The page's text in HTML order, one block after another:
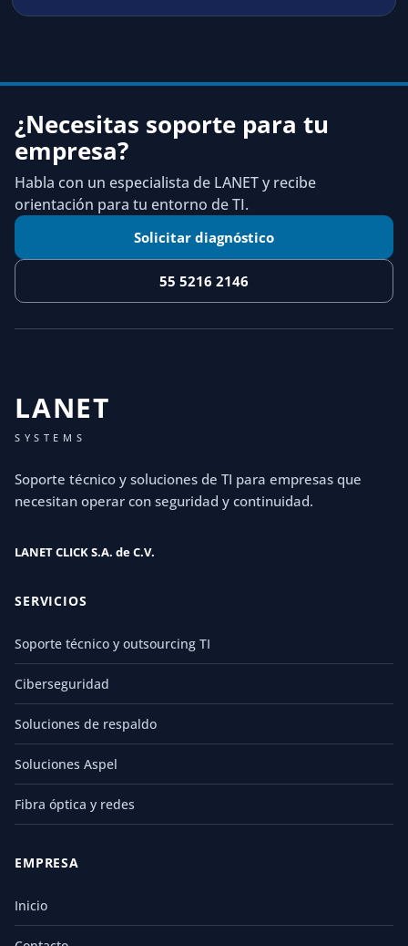
¿Necesitas soporte para tu
empresa?
Habla con un especialista de LANET y recibe
orientación para tu entorno de TI.
Solicitar diagnóstico
55 5216 2146
LANET
SYSTEMS
Soporte técnico y soluciones de TI para empresas que
necesitan operar con seguridad y continuidad.
LANET CLICK S.A. de C.V.
SERVICIOS
Soporte técnico y outsourcing TI
Ciberseguridad
Soluciones de respaldo
Soluciones Aspel
Fibra óptica y redes
EMPRESA
Inicio